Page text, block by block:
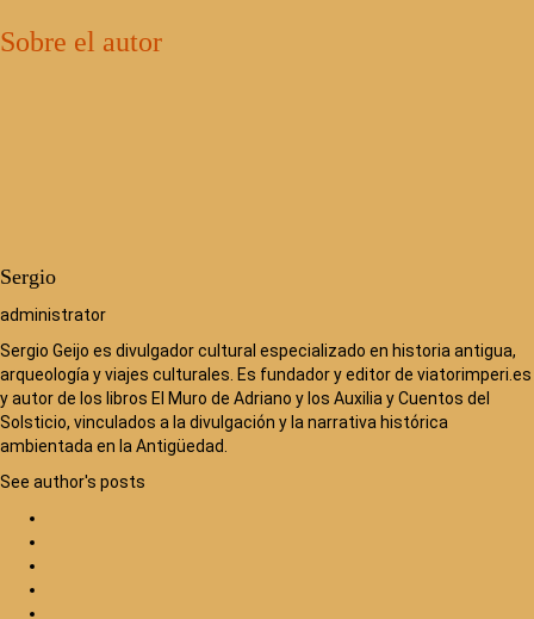
Sobre el autor
Sergio
administrator
Sergio Geijo es divulgador cultural especializado en historia antigua,
arqueología y viajes culturales. Es fundador y editor de viatorimperi.es
y autor de los libros El Muro de Adriano y los Auxilia y Cuentos del
Solsticio, vinculados a la divulgación y la narrativa histórica
ambientada en la Antigüedad.
See author's posts